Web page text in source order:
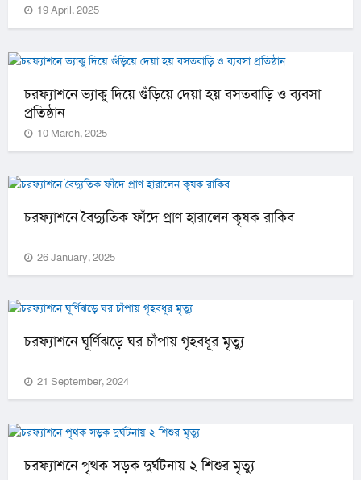
19 April, 2025
চরফ্যাশনে ভ্যাকু দিয়ে গুঁড়িয়ে দেয়া হয় বসতবাড়ি ও ব্যবসা
প্রতিষ্ঠান
10 March, 2025
চরফ্যাশনে বৈদ্যুতিক ফাঁদে প্রাণ হারালেন কৃষক রাকিব
26 January, 2025
চরফ্যাশনে ঘূর্ণিঝড়ে ঘর চাঁপায় গৃহবধূর মৃত্যু
21 September, 2024
চরফ্যাশনে পৃথক সড়ক দুর্ঘটনায় ২ শিশুর মৃত্যু